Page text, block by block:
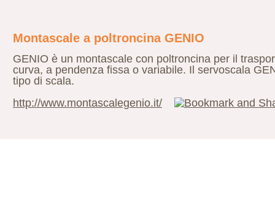
Montascale a poltroncina GENIO
GENIO è un montascale con poltroncina per il
curva, a pendenza fissa o variabile. Il servoscala
tipo di scala.
http://www.montascalegenio.it/